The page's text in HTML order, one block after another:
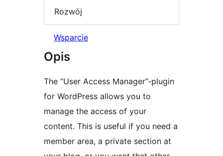
Rozwój
Wsparcie
Opis
The “User Access Manager”-plugin
for WordPress allows you to
manage the access of your
content. This is useful if you need a
member area, a private section at